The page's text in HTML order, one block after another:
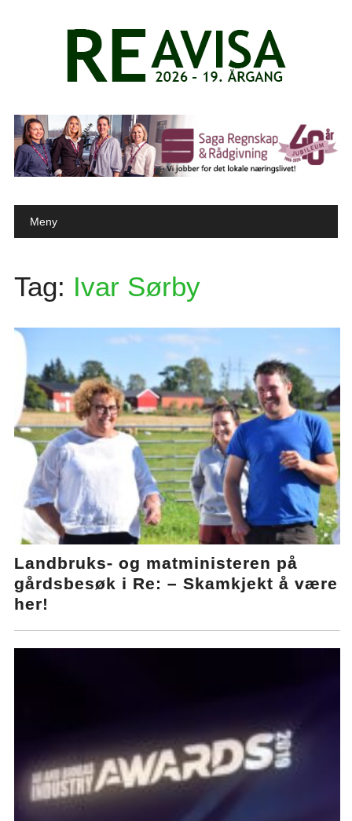
Main menu
Meny
Tag: Ivar Sørby
Landbruks- og matministeren på
gårdsbesøk i Re: – Skamkjekt å være
her!